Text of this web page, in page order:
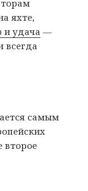
яхте,
и удача —
всегда
самым
второе